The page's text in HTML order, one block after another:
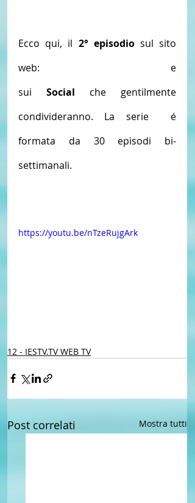
Ecco qui, il 2° episodio sul sito
web:
e
sui Social che gentilmente
condivideranno. La serie  é
formata da 30 episodi bi-
settimanali.
https://youtu.be/nTzeRujgArk
12 - IESTV.TV WEB TV
Post correlati Mostra tutti